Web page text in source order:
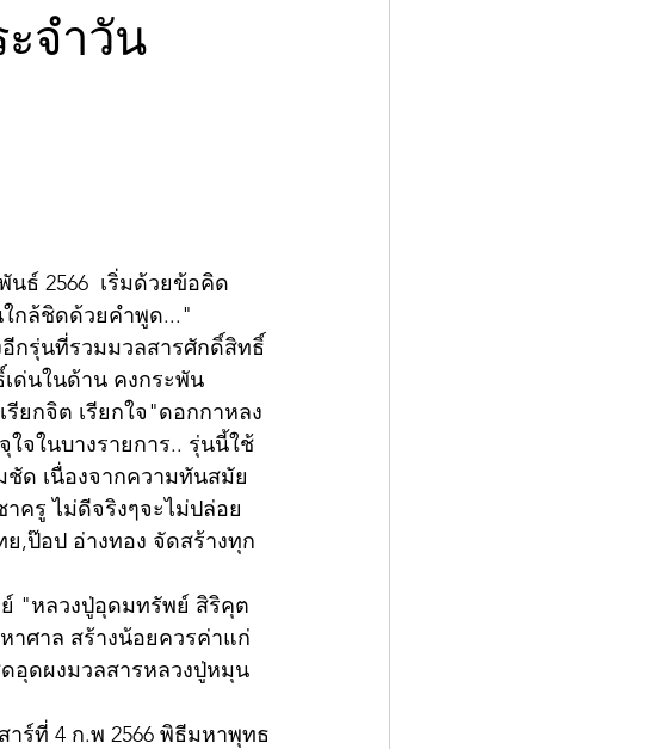
จำวัน
ธ์ 2566  เริ่มด้วยข้อคิด
กล้ชิดด้วยคำพูด..."
กรุ่นที่รวมมวลสารศักดิ์สิทธิ์
ด่นในด้าน คงกระพัน
ยกจิต เรียกใจ"ดอกกาหลง
จในบางรายการ.. รุ่นนี้ใช้
ด เนื่องจากความทันสมัย
ครู ไม่ดีจริงๆจะไม่ปล่อย
,ป๊อป อ่างทอง จัดสร้างทุก
"หลวงปู่อุดมทรัพย์ สิริคุต
าศาล สร้างน้อยควรค่าแก่
อุดผงมวลสารหลวงปู่หมุน
ร์ที่ 4 ก.พ 2566 พิธีมหาพุทธ